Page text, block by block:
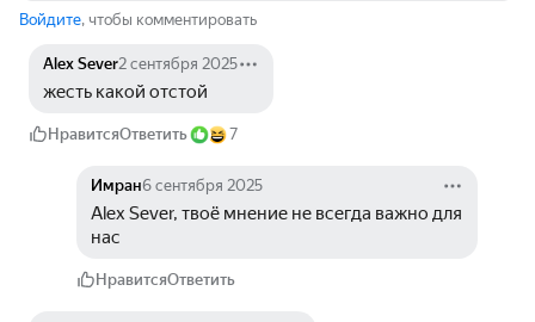
Войдите, чтобы комментировать
Alex Sever2 сентября 2025
жесть какой отстой
НравитсяОтветить 7
Имран6 сентября 2025
Alex Sever, твоё мнение не всегда важно для
нас
НравитсяОтветить